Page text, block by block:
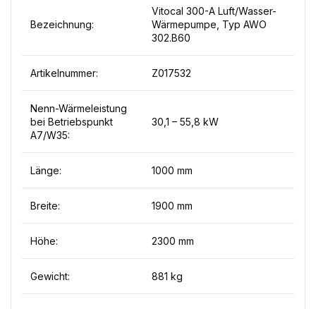
Bezeichnung:
Vitocal 300-A Luft/Wasser-
Wärmepumpe, Typ AWO
302.B60
Artikelnummer: Z017532
Nenn-Wärmeleistung
bei Betriebspunkt
A7/W35:
30,1 – 55,8 kW
Länge: 1000 mm
Breite: 1900 mm
Höhe: 2300 mm
Gewicht: 881 kg